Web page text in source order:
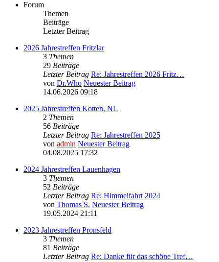
Forum
Themen
Beiträge
Letzter Beitrag
2026 Jahrestreffen Fritzlar
3 Themen
29 Beiträge
Letzter Beitrag Re: Jahrestreffen 2026 Fritz…
von Dr.Who Neuester Beitrag
14.06.2026 09:18
2025 Jahrestreffen Kotten, NL
2 Themen
56 Beiträge
Letzter Beitrag Re: Jahrestreffen 2025
von admin Neuester Beitrag
04.08.2025 17:32
2024 Jahrestreffen Lauenhagen
3 Themen
52 Beiträge
Letzter Beitrag Re: Himmelfahrt 2024
von Thomas S. Neuester Beitrag
19.05.2024 21:11
2023 Jahrestreffen Pronsfeld
3 Themen
81 Beiträge
Letzter Beitrag Re: Danke für das schöne Tref…